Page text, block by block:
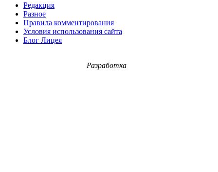
Редакция
Разное
Правила комментирования
Условия использования сайта
Блог Лицея
Разработка